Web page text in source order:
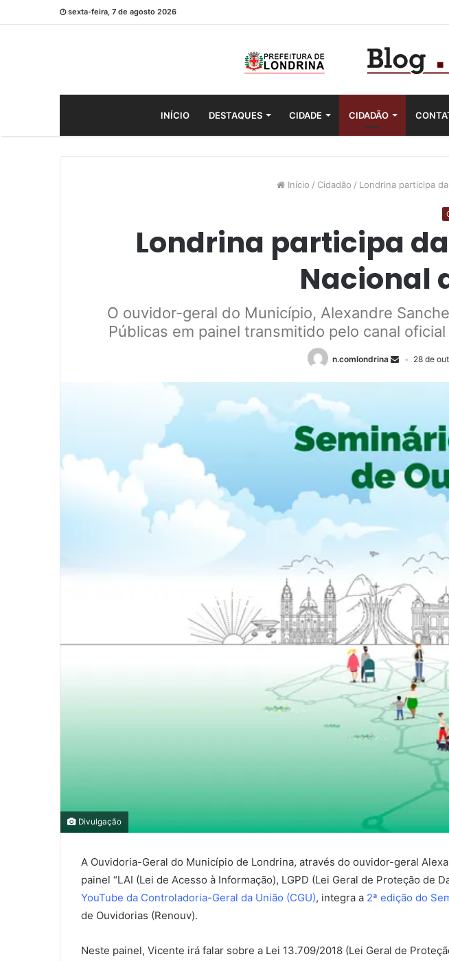
sexta-feira, 7 de agosto 2026
INÍCIO DESTAQUES CIDADE CIDADÃO
Início / Cidadão / Londrina participa
Londrina participa
Nacional
O ouvidor-geral do Município, Alexandre
Públicas em painel transmitido pelo canal
n.comlondrina 28 de
Divulgação
A Ouvidoria-Geral do Município de Londrina, através do ouvidor-geral
painel “LAI (Lei de Acesso à Informação), LGPD (Lei Geral de Proteção de
YouTube da Controladoria-Geral da União (CGU), integra a 2ª edição do
de Ouvidorias (Renouv).
Neste painel, Vicente irá falar sobre a Lei 13.709/2018 (Lei Geral de